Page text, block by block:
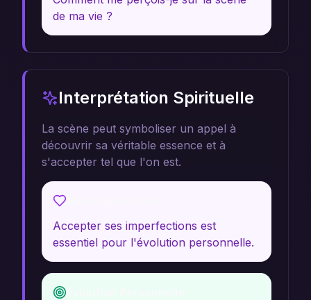
de ma vie ?
Interprétation Spirituelle
La scène peut symboliser un appel à
découvrir sa véritable essence et à
s'accepter tel que l'on est.
Accepter ses imperfections est
essentiel pour l'évolution personnelle.